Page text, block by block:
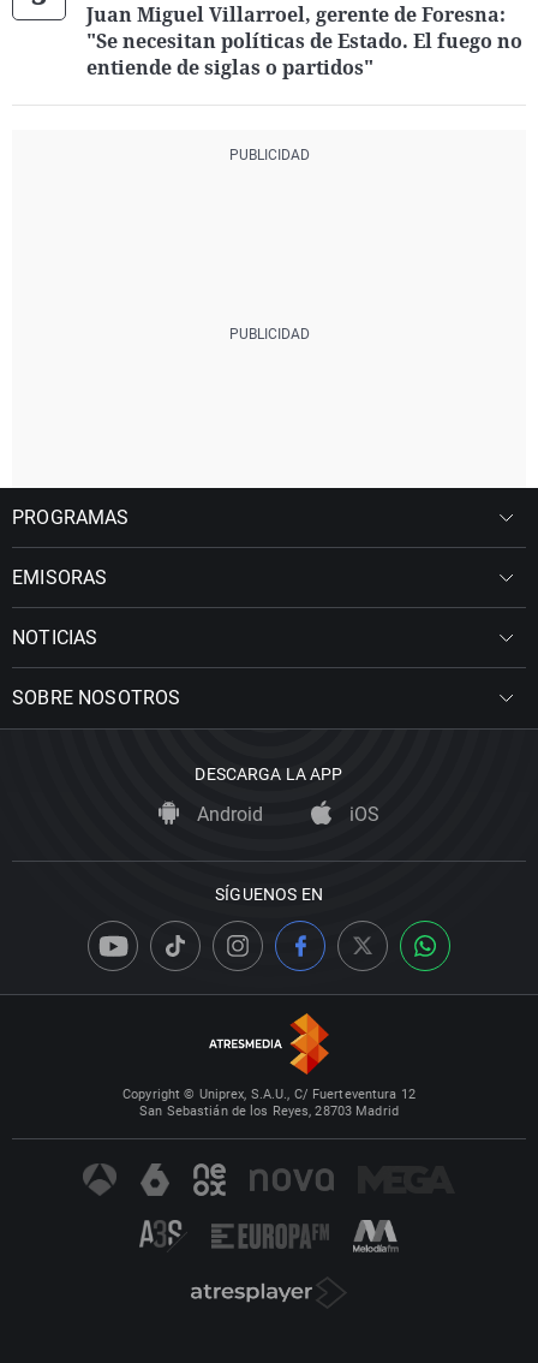
Juan Miguel Villarroel, gerente de Foresna:
"Se necesitan políticas de Estado. El fuego no
entiende de siglas o partidos"
PROGRAMAS
EMISORAS
NOTICIAS
SOBRE NOSOTROS
DESCARGA LA APP
Android iOS
SÍGUENOS EN
Copyright © Uniprex, S.A.U., C/ Fuerteventura 12
San Sebastián de los Reyes, 28703 Madrid